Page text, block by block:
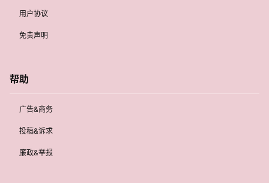
用户协议
免责声明
帮助
广告&商务
投稿&诉求
廉政&举报